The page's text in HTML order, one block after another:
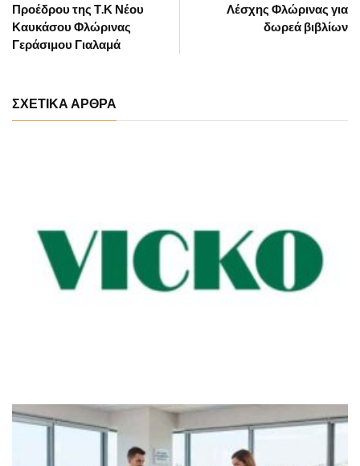
Λέσχης Φλώρινας για
δωρεά βιβλίων
Προέδρου της Τ.Κ Νέου
Καυκάσου Φλώρινας
Γεράσιμου Γιαλαμά
ΣΧΕΤΙΚΑ ΑΡΘΡΑ